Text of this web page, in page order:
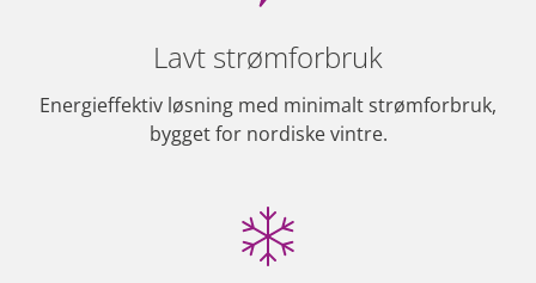
Lavt strømforbruk
Energieffektiv løsning med minimalt strømforbruk,
bygget for nordiske vintre.